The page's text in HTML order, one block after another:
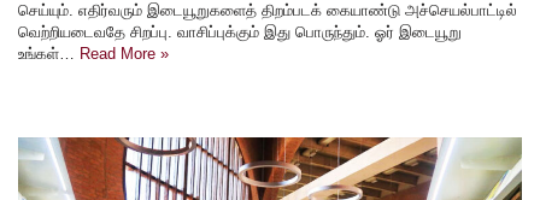
செய்யும். எதிர்வரும் இடையூறுகளைத் திறம்படக் கையாண்டு அச்செயல்பாட்டில்
வெற்றியடைவதே சிறப்பு. வாசிப்புக்கும் இது பொருந்தும். ஓர் இடையூறு
உங்கள்… Read More »